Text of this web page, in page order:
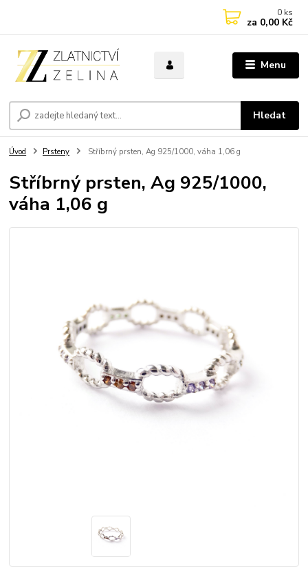
Menu
Hledat
0 ks
za 0,00 Kč
Úvod Prsteny Stříbrný prsten, Ag 925/1000, váha 1,06 g
Stříbrný prsten, Ag 925/1000,
váha 1,06 g